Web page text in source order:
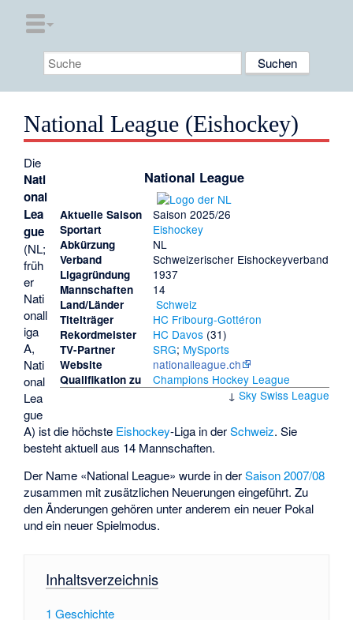
National League (Eishockey)
National League
Aktuelle Saison Saison 2025/26
Sportart Eishockey
Abkürzung NL
Verband Schweizerischer Eishockeyverband
Ligagründung 1937
Mannschaften 14
Land/Länder Schweiz
Titelträger HC Fribourg-Gottéron
Rekordmeister HC Davos(31)
TV-Partner SRG; MySports
Website nationalleague.ch
Qualifikation zu
Champions Hockey League
↓ Sky Swiss League
Die
Nati
onal
Lea
gue
(NL;
früh
er
Nati
onall
iga
A,
Nati
onal
Lea
gue
A) ist die höchste Eishockey-Liga in derSchweiz. Sie
besteht aktuell aus 14 Mannschaften.
Der Name «National League» wurde in derSaison 2007/08
zusammen mit zusätzlichen Neuerungen eingeführt. Zu
den Änderungen gehören unter anderem ein neuer Pokal
und ein neuer Spielmodus.
Inhaltsverzeichnis
1 Geschichte